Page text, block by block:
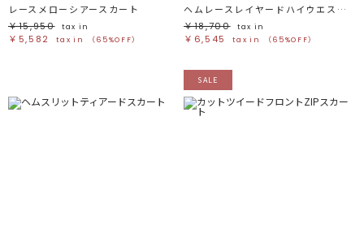
レースメローシアースカート
￥15,950
tax in
￥5,582 tax in （65%OFF）
ヘムレースレイヤードハイウエストエコレザースカート
￥18,700
tax in
￥6,545 tax in （65%OFF）
SALE